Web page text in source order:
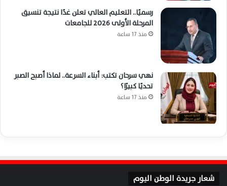
رسميًا.. التعليم العالي تعلن غدًا نتيجة تنسيق
المرحلة الأولى 2026 للجامعات
منذ 17 ساعة
نهي سرحان تكتب: أبناء السرعة.. لماذا أصبح الصبر
تحديًا كبيرًا؟
منذ 17 ساعة
شعار جريدة الوطن اليوم